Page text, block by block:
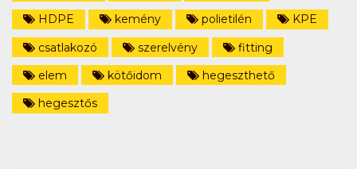
HDPE
kemény polietilén
KPE
csatlakozó
szerelvény
fitting
elem
kötőidom
hegeszthető
hegesztős